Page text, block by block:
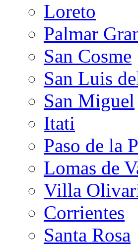
Loreto
Palmar
San Cosme
San Luis
San Miguel
Itati
Paso de la
Lomas de
Villa
Corrientes
Santa Rosa